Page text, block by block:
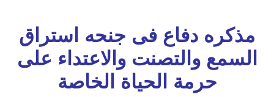
مذكره دفاع فى جنحه استراق
السمع والتصنت والاعتداء على
حرمة الحياة الخاصة